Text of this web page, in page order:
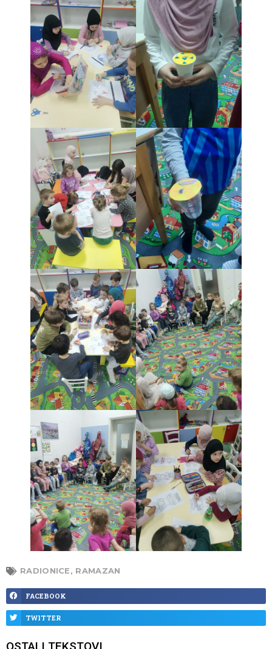
RADIONICE, RAMAZAN
FACEBOOK
TWITTER
OSTALI TEKSTOVI